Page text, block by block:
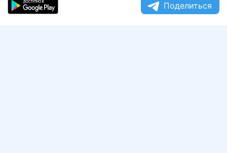
Поделиться